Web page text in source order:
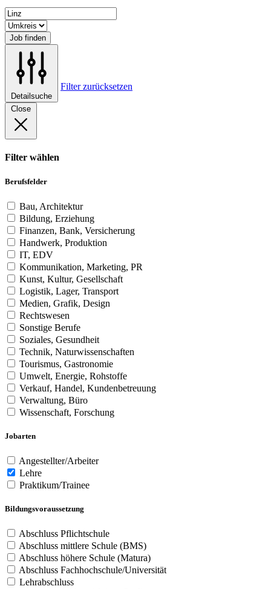
Job finden
Detailsuche
Filter zurücksetzen
Close
Filter wählen
Berufsfelder
Bau, Architektur
Bildung, Erziehung
Finanzen, Bank, Versicherung
Handwerk, Produktion
IT, EDV
Kommunikation, Marketing, PR
Kunst, Kultur, Gesellschaft
Logistik, Lager, Transport
Medien, Grafik, Design
Rechtswesen
Sonstige Berufe
Soziales, Gesundheit
Technik, Naturwissenschaften
Tourismus, Gastronomie
Umwelt, Energie, Rohstoffe
Verkauf, Handel, Kundenbetreuung
Verwaltung, Büro
Wissenschaft, Forschung
Jobarten
Angestellter/Arbeiter
Lehre
Praktikum/Trainee
Bildungsvoraussetzung
Abschluss Pflichtschule
Abschluss mittlere Schule (BMS)
Abschluss höhere Schule (Matura)
Abschluss Fachhochschule/Universität
Lehrabschluss